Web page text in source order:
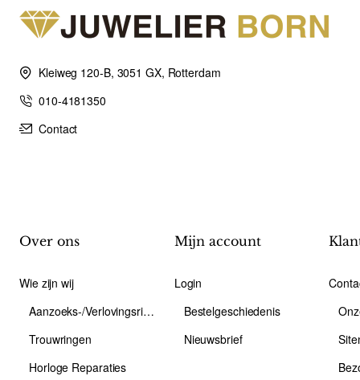
Kleiweg 120-B, 3051 GX, Rotterdam
010-4181350
Contact
Over ons
Wie zijn wij
Aanzoeks-/Verlovingsring
Trouwringen
Horloge Reparaties
Mijn account
Login
Bestelgeschiedenis
Nieuwsbrief